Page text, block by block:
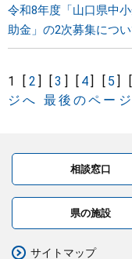
令和8年度「山口県中
助金」の2次募集につ
1 [ 2 ] [3 ] [ 4] [ 5] [
ジへ 最後のペー
相談窓口
県の施設
サイトマップ